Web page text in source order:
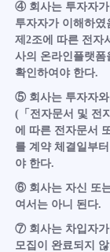
④ 회사는 투자자가
투자자가 이해하였
제2조에 따른 전자
사의 온라인플랫
확인하여야 한다.
⑤ 회사는 투자자
(「전자문서 및 전
에 따른 전자문서
를 계약 체결일부
야 한다.
⑥ 회사는 자신 또
여서는 아니 된다.
⑦ 회사는 차입자가
모집이 완료되지